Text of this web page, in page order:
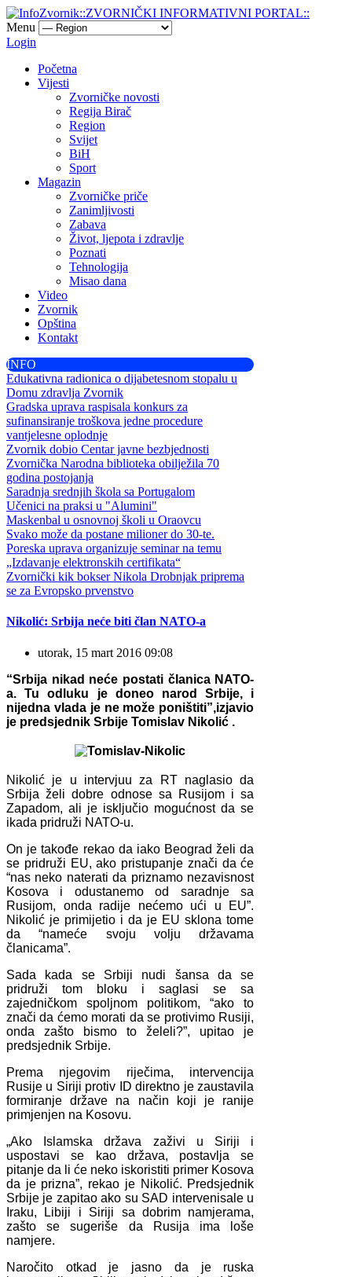
Menu
Login
Početna
Vijesti
Zvorničke novosti
Regija Birač
Region
Svijet
BiH
Sport
Magazin
Zvorničke priče
Zanimljivosti
Zabava
Život, ljepota i zdravlje
Poznati
Tehnologija
Misao dana
Video
Zvornik
Opština
Kontakt
INFO
Edukativna radionica o dijabetesnom stopalu u
Domu zdravlja Zvornik
Gradska uprava raspisala konkurs za
sufinansiranje troškova jedne procedure
vantjelesne oplodnje
Zvornik dobio Centar javne bezbjednosti
Zvornička Narodna biblioteka obilježila 70
godina postojanja
Saradnja srednjih škola sa Portugalom
Učenici na praksi u "Alumini"
Maskenbal u osnovnoj školi u Oraovcu
Svako može da postane milioner do 30-te.
Poreska uprava organizuje seminar na temu
„Izdavanje elektronskih certifikata“
Zvornički kik bokser Nikola Drobnjak priprema
se za Evropsko prvenstvo
Nikolić: Srbija neće biti član NATO-a
utorak, 15 mart 2016 09:08
“Srbija nikad neće postati članica NATO-
a. Tu odluku je doneo narod Srbije, i
nijedna vlada je ne može poništiti”,izjavio
je predsjednik Srbije Tomislav Nikolić .
Nikolić je u intervjuu za RT naglasio da
Srbija želi dobre odnose sa Rusijom i sa
Zapadom, ali je isključio mogućnost da se
ikada pridruži NATO-u.
On je takođe rekao da iako Beograd želi da
se pridruži EU, ako pristupanje znači da će
“nas neko naterati da priznamo nezavisnost
Kosova i odustanemo od saradnje sa
Rusijom, onda radije nećemo ući u EU”.
Nikolić je primijetio i da je EU sklona tome
da “nameće svoju volju državama
članicama”.
Sada kada se Srbiji nudi šansa da se
pridruži tom bloku i saglasi se sa
zajedničkom spoljnom politikom, “ako to
znači da ćemo morati da se protivimo Rusiji,
onda zašto bismo to želeli?”, upitao je
predsjednik Srbije.
Prema njegovim riječima, intervencija
Rusije u Siriji protiv ID direktno je zaustavila
formiranje države na način koji je ranije
primjenjen na Kosovu.
„Ako Islamska država zaživi u Siriji i
uspostavi se kao država, postavlja se
pitanje da li će neko iskoristiti primer Kosova
da je prizna”, rekao je Nikolić. Predsjednik
Srbije je zapitao ako su SAD intervenisale u
Iraku, Libiji i Siriji sa dobrim namjerama,
zašto se sugeriše da Rusija ima loše
namjere.
Naročito otkad je jasno da je ruska